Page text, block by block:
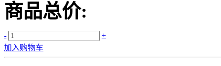
商品总价:
-
+
加入购物车